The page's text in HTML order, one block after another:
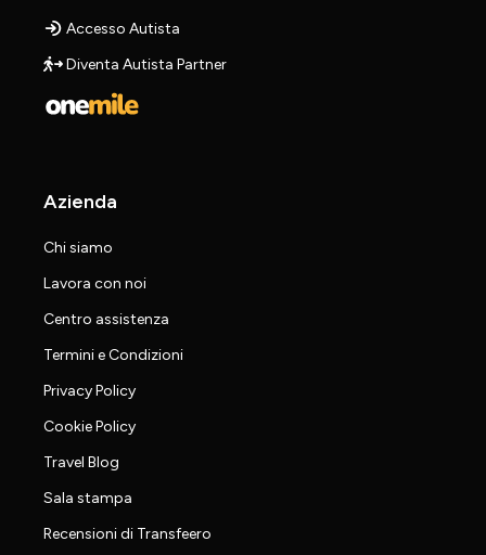
Accesso Autista
Diventa Autista Partner
Azienda
Chi siamo
Lavora con noi
Centro assistenza
Termini e Condizioni
Privacy Policy
Cookie Policy
Travel Blog
Sala stampa
Recensioni di Transfeero